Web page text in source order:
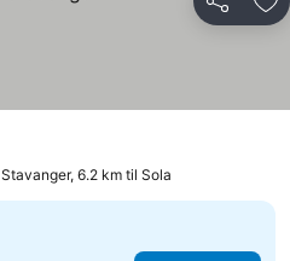
Del
Stavanger, 6.2 km til Sola